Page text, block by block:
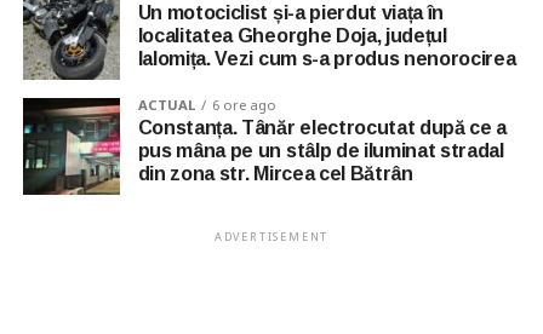
Un motociclist și-a pierdut viața în
localitatea Gheorghe Doja, județul
Ialomița. Vezi cum s-a produs nenorocirea
ACTUAL 6 ore ago
Constanța. Tânăr electrocutat după ce a
pus mâna pe un stâlp de iluminat stradal
din zona str. Mircea cel Bătrân
ADVERTISEMENT